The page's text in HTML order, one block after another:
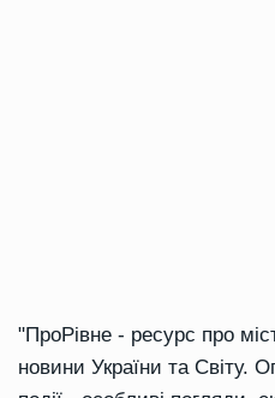
"ПроРівне - ресурс про
новини України та Світу.